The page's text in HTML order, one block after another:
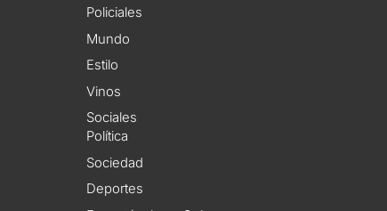
Policiales
Mundo
Estilo
Vinos
Sociales
Política
Sociedad
Deportes